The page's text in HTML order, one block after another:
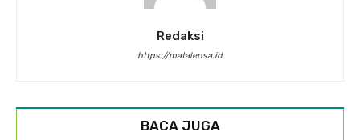
Redaksi
https://matalensa.id
BACA JUGA